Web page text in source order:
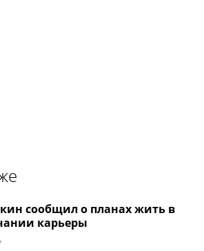
сообщил о планах жить в
карьеры